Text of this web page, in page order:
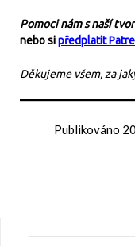
Pomoci nám s naší
nebo sipředplatit
Děkujeme všem, za
Publikováno